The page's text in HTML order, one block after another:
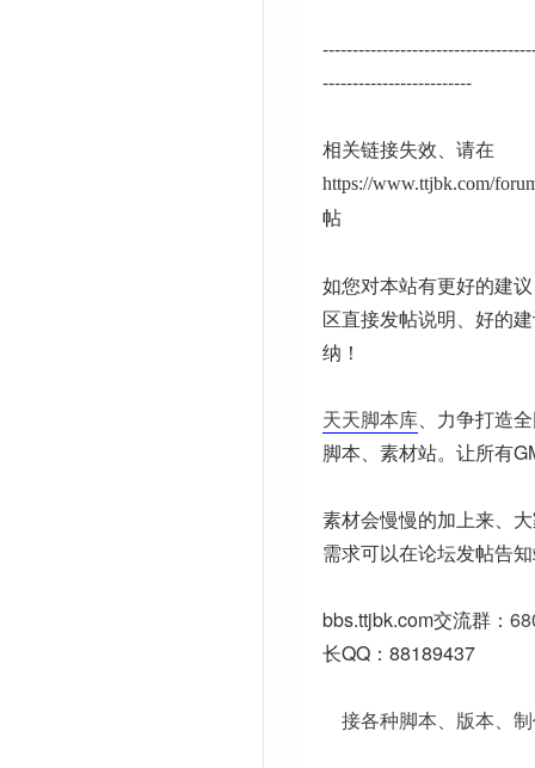
-------------------------
相关链接失效、请在
https://www.ttjbk.com/
帖
如您对本站有更好的建
区直接发帖说明、好的
纳！
天天脚本库、力争打造
脚本、素材站。让所有
素材会慢慢的加上来、
需求可以在论坛发帖告
bbs.ttjbk.com交流群：
长QQ：88189437
接各种脚本、版本、